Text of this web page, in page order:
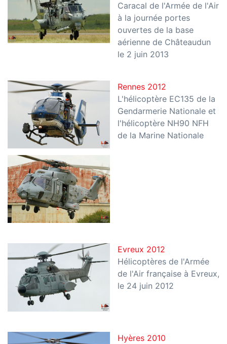
Caracal de l'Armée de l'Air
à la journée portes
ouvertes de la base
aérienne de Châteaudun
le 2 juin 2013
Rennes 2012
L'hélicoptère EC135 de la
Gendarmerie Nationale et
l'hélicoptère NH90 NFH
de la Marine Nationale
Evreux 2012
Hélicoptères de l'Armée
de l'Air française à Evreux,
le 24 juin 2012
Hyères 2010